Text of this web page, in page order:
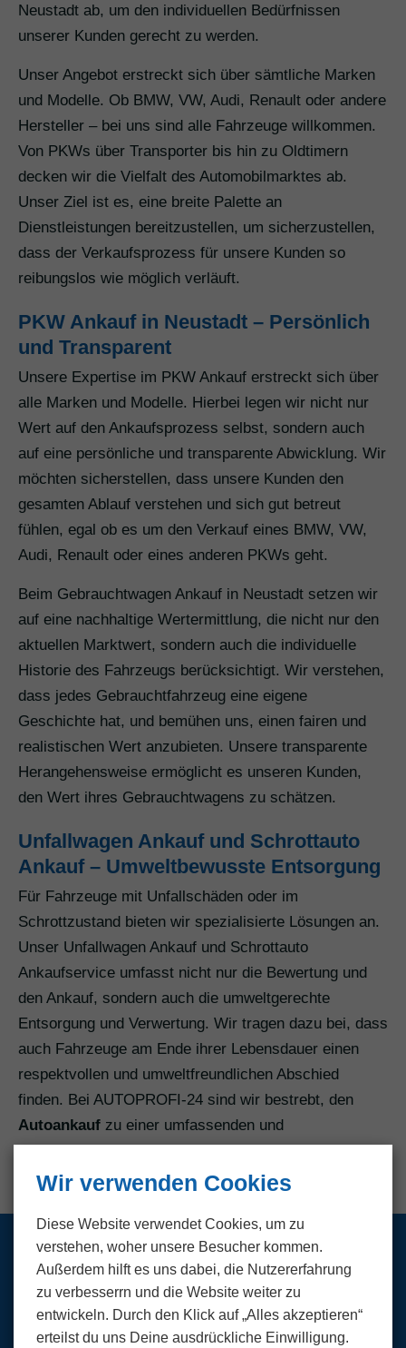
Neustadt ab, um den individuellen Bedürfnissen
unserer Kunden gerecht zu werden.
Unser Angebot erstreckt sich über sämtliche Marken
und Modelle. Ob BMW, VW, Audi, Renault oder andere
Hersteller – bei uns sind alle Fahrzeuge willkommen.
Von PKWs über Transporter bis hin zu Oldtimern
decken wir die Vielfalt des Automobilmarktes ab.
Unser Ziel ist es, eine breite Palette an
Dienstleistungen bereitzustellen, um sicherzustellen,
dass der Verkaufsprozess für unsere Kunden so
reibungslos wie möglich verläuft.
PKW Ankauf in Neustadt – Persönlich
und Transparent
Unsere Expertise im PKW Ankauf erstreckt sich über
alle Marken und Modelle. Hierbei legen wir nicht nur
Wert auf den Ankaufsprozess selbst, sondern auch
auf eine persönliche und transparente Abwicklung. Wir
möchten sicherstellen, dass unsere Kunden den
gesamten Ablauf verstehen und sich gut betreut
fühlen, egal ob es um den Verkauf eines BMW, VW,
Audi, Renault oder eines anderen PKWs geht.
Beim Gebrauchtwagen Ankauf in Neustadt setzen wir
auf eine nachhaltige Wertermittlung, die nicht nur den
aktuellen Marktwert, sondern auch die individuelle
Historie des Fahrzeugs berücksichtigt. Wir verstehen,
dass jedes Gebrauchtfahrzeug eine eigene
Geschichte hat, und bemühen uns, einen fairen und
realistischen Wert anzubieten. Unsere transparente
Herangehensweise ermöglicht es unseren Kunden,
den Wert ihres Gebrauchtwagens zu schätzen.
Unfallwagen Ankauf und Schrottauto
Ankauf – Umweltbewusste Entsorgung
Für Fahrzeuge mit Unfallschäden oder im
Schrottzustand bieten wir spezialisierte Lösungen an.
Unser Unfallwagen Ankauf und Schrottauto
Ankaufservice umfasst nicht nur die Bewertung und
den Ankauf, sondern auch die umweltgerechte
Entsorgung und Verwertung. Wir tragen dazu bei, dass
auch Fahrzeuge am Ende ihrer Lebensdauer einen
respektvollen und umweltfreundlichen Abschied
finden. Bei AUTOPROFI-24 sind wir bestrebt, den
Autoankauf zu einer umfassenden und
zufriedenstellenden Erfahrung zu machen.
Wir kaufen PKW und LKW
aller Marken und Modelle
Wir verwenden Cookies
Diese Website verwendet Cookies, um zu
verstehen, woher unsere Besucher kommen.
Außerdem hilft es uns dabei, die Nutzer­erfahrung
zu verbesserrn und die Website weiter zu
entwickeln. Durch den Klick auf „Alles akzeptieren“
erteilst du uns Deine ausdrückliche Einwilligung.